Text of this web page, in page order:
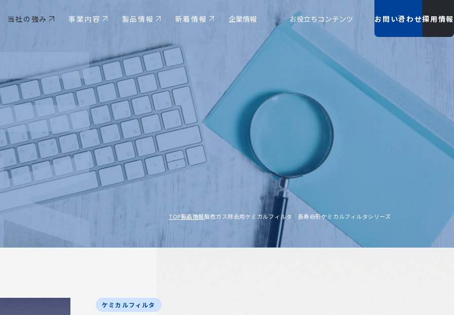
当社の強み 事業内容 製品情報 新着情報 企業情報 お役立ちコンテンツ お問い合わせ採用情報
TOP製品情報酸性ガス除去用ケミカルフィルタ 長寿命形ケミカルフィルタシリーズ
ケミカルフィルタ